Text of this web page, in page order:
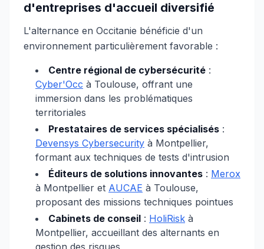
d'entreprises d'accueil diversifié
L'alternance en Occitanie bénéficie d'un
environnement particulièrement favorable :
Centre régional de cybersécurité :
Cyber'Occ à Toulouse, offrant une
immersion dans les problématiques
territoriales
Prestataires de services spécialisés :
Devensys Cybersecurity à Montpellier,
formant aux techniques de tests d'intrusion
Éditeurs de solutions innovantes : Merox
à Montpellier et AUCAE à Toulouse,
proposant des missions techniques pointues
Cabinets de conseil : HoliRisk à
Montpellier, accueillant des alternants en
gestion des risques